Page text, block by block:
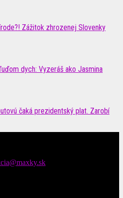
Zážitok zhrozenej Slovenky
dych: Vyzeráš ako Jasmina
čaká prezidentský plat. Zarobí